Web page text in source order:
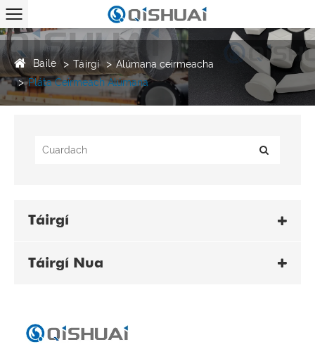
Baile Táirgí
Alúmana ceirmeacha
Pláta Ceirmeach Alúmana
Táirgí
Táirgí Nua